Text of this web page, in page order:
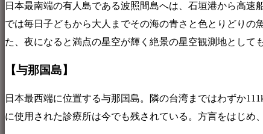
日本最南端の有人島である波照間島へは、石垣港から高
では毎日子どもから大人までその海の青さと色とりどり
た、夜になると満点の星空が輝く絶景の星空観測地として
【与那国島】
日本最西端に位置する与那国島。隣の台湾まではわずか
に使用された診療所は今でも残されている。方言をはじめ